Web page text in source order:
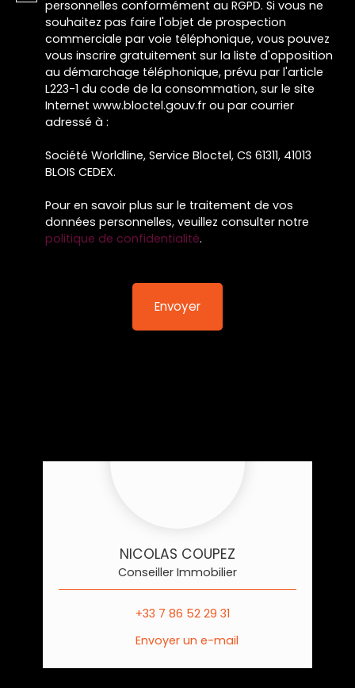
personnelles conformément au RGPD. Si vous ne
souhaitez pas faire l'objet de prospection
commerciale par voie téléphonique, vous pouvez
vous inscrire gratuitement sur la liste d'opposition
au démarchage téléphonique, prévu par l'article
L223-1 du code de la consommation, sur le site
Internet www.bloctel.gouv.fr ou par courrier
adressé à :
Société Worldline, Service Bloctel, CS 61311, 41013
BLOIS CEDEX.
Pour en savoir plus sur le traitement de vos
données personnelles, veuillez consulter notre
politique de confidentialité.
Envoyer
NICOLAS COUPEZ
Conseiller Immobilier
+33 7 86 52 29 31
Envoyer un e-mail